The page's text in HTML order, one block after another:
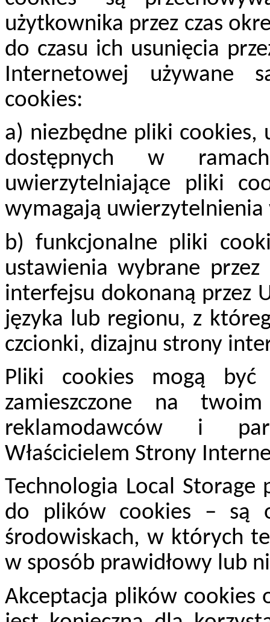
użytkownika przez czas
do czasu ich usunięcia
Internetowej używane
cookies:
a) niezbędne pliki cookies,
dostępnych w
uwierzytelniające pliki
wymagają
b) funkcjonalne pliki
ustawienia wybrane
interfejsu dokonaną przez
języka lub regionu, z
czcionki, dizajnu strony
Pliki cookies mogą być
zamieszczone na
reklamodawców i
Właścicielem Strony
Technologia Local
do plików cookies – są
środowiskach, w których
w sposób prawidłowy lub
Akceptacja plików cookies